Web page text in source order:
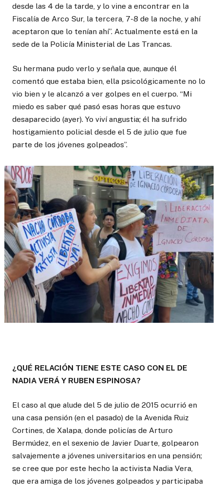
desde las 4 de la tarde, y lo vine a encontrar en la
Fiscalía de Arco Sur, la tercera, 7-8 de la noche, y ahí
aceptaron que lo tenían ahí”. Actualmente está en la
sede de la Policía Ministerial de Las Trancas.
Su hermana pudo verlo y señala que, aunque él
comentó que estaba bien, ella psicológicamente no lo
vio bien y le alcanzó a ver golpes en el cuerpo. “Mi
miedo es saber qué pasó esas horas que estuvo
desaparecido (ayer). Yo viví angustia; él ha sufrido
hostigamiento policial desde el 5 de julio que fue
parte de los jóvenes golpeados”.
¿QUÉ RELACIÓN TIENE ESTE CASO CON EL DE
NADIA VERÁ Y RUBEN ESPINOSA?
El caso al que alude del 5 de julio de 2015 ocurrió en
una casa pensión (en el pasado) de la Avenida Ruiz
Cortines, de Xalapa, donde policías de Arturo
Bermúdez, en el sexenio de Javier Duarte, golpearon
salvajemente a jóvenes universitarios en una pensión;
se cree que por este hecho la activista Nadia Vera,
que era amiga de los jóvenes golpeados y participaba